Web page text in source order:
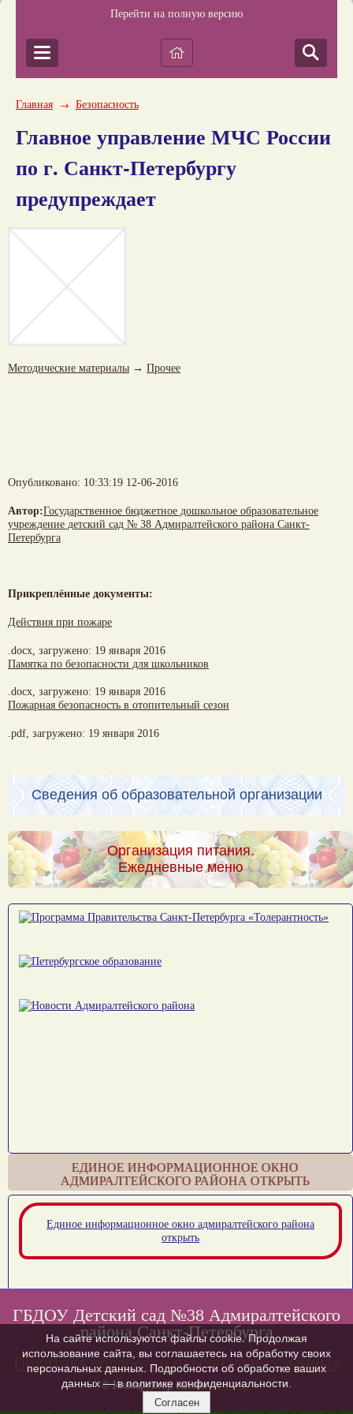
Перейти на полную версию
Главная → Безопасность
Главное управление МЧС России
по г. Санкт-Петербургу
предупреждает
Методические материалы → Прочее
Опубликовано: 10:33:19 12-06-2016
Автор:Государственное бюджетное дошкольное образовательное
учреждение детский сад № 38 Адмиралтейского района Санкт-
Петербурга
Прикреплённые документы:
Действия при пожаре
.docx, загружено: 19 января 2016
Памятка по безопасности для школьников
.docx, загружено: 19 января 2016
Пожарная безопасность в отопительный сезон
.pdf, загружено: 19 января 2016
Сведения об образовательной организации
Организация питания.
Ежедневные меню
ЕДИНОЕ ИНФОРМАЦИОННОЕ ОКНО
АДМИРАЛТЕЙСКОГО РАЙОНА ОТКРЫТЬ
Единое информационное окно адмиралтейского района
открыть
ГБДОУ Детский сад №38 Адмиралтейского
района Санкт-Петербурга
Политика обработки персональных данных
© Конструктор сайтовNubex.ru
На сайте используются файлы cookie. Продолжая
использование сайта, вы соглашаетесь на обработку своих
персональных данных. Подробности об обработке ваших
данных — в политике конфиденциальности.
Согласен